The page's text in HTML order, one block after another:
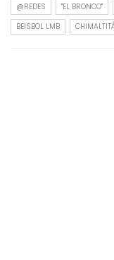
@REDES "EL BRONCO"
BEISBOL LMB